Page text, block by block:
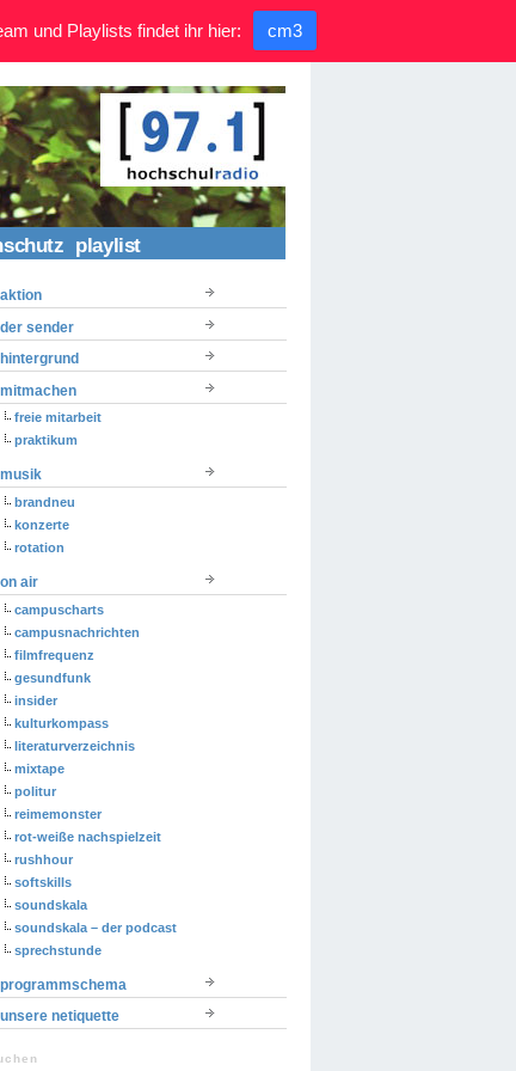
playlist
aktion
der sender
hintergrund
mitmachen
freie mitarbeit
praktikum
musik
brandneu
konzerte
rotation
on air
campuscharts
campusnachrichten
filmfrequenz
gesundfunk
insider
kulturkompass
literaturverzeichnis
mixtape
politur
reimemonster
rot-weiße nachspielzeit
rushhour
softskills
soundskala
soundskala – der podcast
sprechstunde
programmschema
unsere netiquette
und Playlists findet ihr hier: cm3